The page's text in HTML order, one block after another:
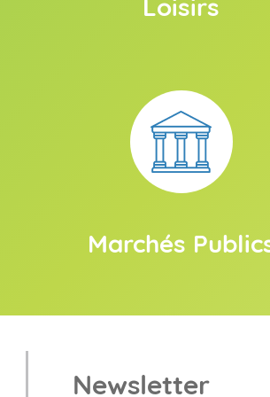
Loisirs
Marchés
Newsletter